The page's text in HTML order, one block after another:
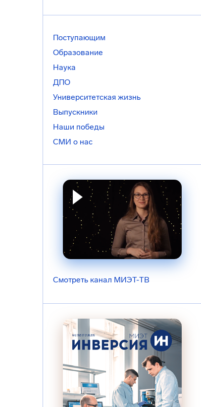
Поступающим
Образование
Наука
ДПО
Университетская жизнь
Выпускники
Наши победы
СМИ о нас
Смотреть канал МИЭТ-ТВ